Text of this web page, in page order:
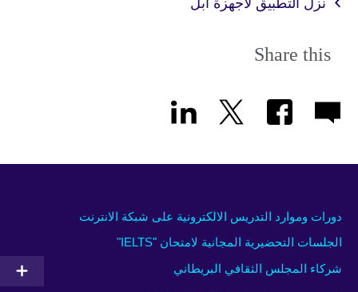
نزل التطبيق لأجهزة ابل
Share this
دورات وموارد التدريس الالكترونية على شبكة الانترنت
الجلسات التحضيرية المجانية لامتحان "IELTS"
شركاء المجلس الثقافي البريطاني